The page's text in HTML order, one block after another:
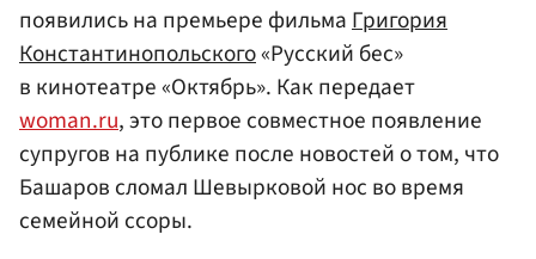
появились на премьере фильмаГригория
Константинопольского«Русский бес»
в кинотеатре «Октябрь». Как передает
woman.ru, это первое совместное появление
супругов на публике после новостей о том, что
Башаров сломал Шевырковой нос во время
семейной ссоры.